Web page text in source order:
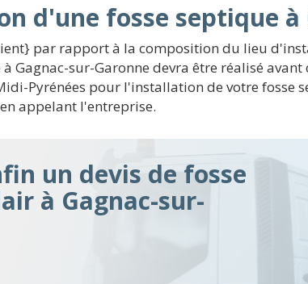
d'une fosse septique à
par rapport à la composition du lieu
Gagnac-sur-Garonne devra être réalisé
Pyrénées pour l'installation de votre fosse
appelant l'entreprise.
un devis de fosse
à Gagnac-sur-